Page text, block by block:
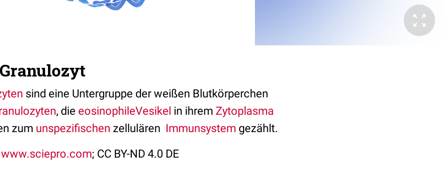
sind eine Untergruppe der weißen Blutkörperchen
, die eosinophileVesikel in ihrem Zytoplasma
zum unspezifischen zellulären Immunsystem gezählt.
www.sciepro.com; CC BY-ND 4.0 DE